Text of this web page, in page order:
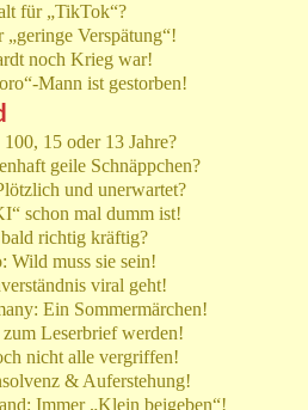
für „TikTok“?
Verspätung“!
noch Krieg war!
Mann ist gestorben!
15 oder 13 Jahre?
geile Schnäppchen?
und unerwartet?
schon mal dumm ist!
richtig kräftig?
Wild muss sie sein!
viral geht!
Ein Sommermärchen!
Leserbrief werden!
nicht alle vergriffen!
& Auferstehung!
Immer „Klein beigeben“!